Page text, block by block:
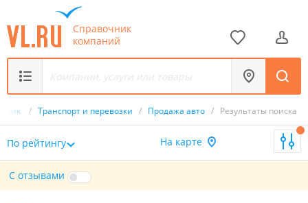
Справочник
компаний
/ Транспорт и перевозки / Продажа авто / Результаты поиска
По рейтингу На карте
С отзывами